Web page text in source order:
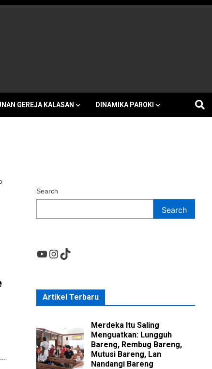
Kalasan
GEREJA KALASAN DINAMIKA PAROKI
Search
Search
YouTube
Instagram
TikTok
Artikel Terbaru
Merdeka Itu Saling
Menguatkan: Lungguh
Bareng, Rembug Bareng,
Mutusi Bareng, Lan
Nandangi Bareng